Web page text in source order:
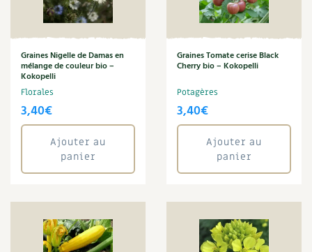
Graines Nigelle de Damas en
mélange de couleur bio –
Kokopelli
Florales
3,40€
Ajouter au
panier
Graines Tomate cerise Black
Cherry bio – Kokopelli
Potagères
3,40€
Ajouter au
panier